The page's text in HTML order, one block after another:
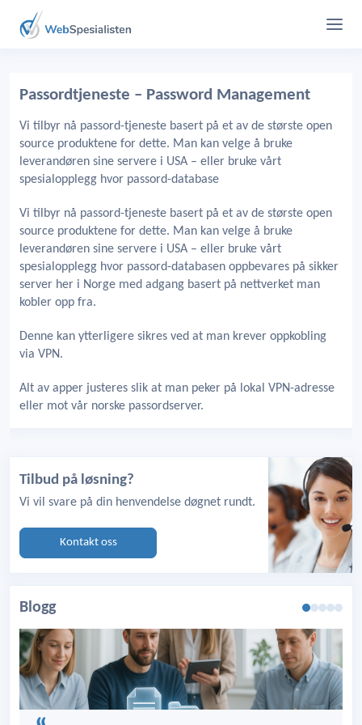
Passordtjeneste – Password Management
Vi tilbyr nå passord-tjeneste basert på et av de største open
source produktene for dette. Man kan velge å bruke
leverandøren sine servere i USA – eller bruke vårt
spesialopplegg hvor passord-database
Vi tilbyr nå passord-tjeneste basert på et av de største open
source produktene for dette. Man kan velge å bruke
leverandøren sine servere i USA – eller bruke vårt
spesialopplegg hvor passord-databasen oppbevares på sikker
server her i Norge med adgang basert på nettverket man
kobler opp fra.
Denne kan ytterligere sikres ved at man krever oppkobling
via VPN.
Alt av apper justeres slik at man peker på lokal VPN-adresse
eller mot vår norske passordserver.
Tilbud på løsning?
Vi vil svare på din henvendelse døgnet rundt.
Kontakt oss
Blogg